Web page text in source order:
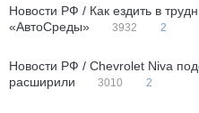
Новости РФ / Как ездить в
«АвтоСреды»
3932 2
Новости РФ / Chevrolet Niva
расширили
3010 2